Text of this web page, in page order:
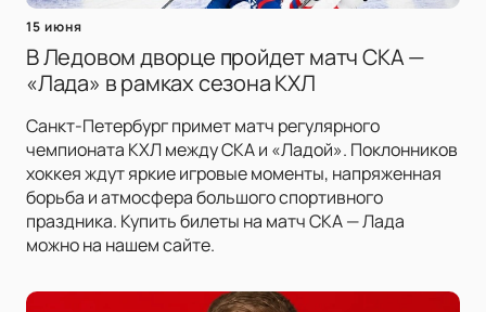
15 июня
В Ледовом дворце пройдет матч СКА —
«Лада» в рамках сезона КХЛ
Санкт-Петербург примет матч регулярного
чемпионата КХЛ между СКА и «Ладой». Поклонников
хоккея ждут яркие игровые моменты, напряженная
борьба и атмосфера большого спортивного
праздника. Купить билеты на матч СКА — Лада
можно на нашем сайте.